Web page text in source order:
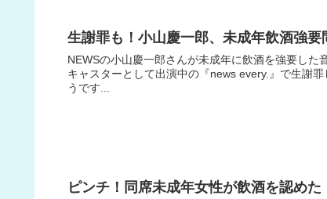
生謝罪も！小山慶一郎、未成年飲酒強
NEWSの小山慶一郎さんが未成年に飲酒を強要した
キャスターとして出演中の『news every.』で生謝
うです...
ピンチ！同席未成年女性が飲酒を認め